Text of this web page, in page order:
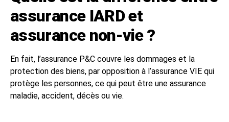
assurance IARD et
assurance non-vie ?
En fait, l’assurance P&C couvre les dommages et la
protection des biens, par opposition à l’assurance VIE qui
protège les personnes, ce qui peut être une assurance
maladie, accident, décès ou vie.